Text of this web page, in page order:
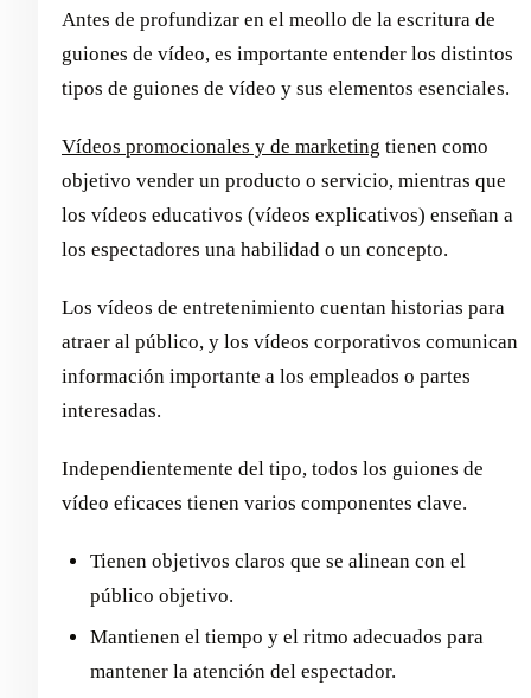
Antes de profundizar en el meollo de la escritura de
guiones de vídeo, es importante entender los distintos
tipos de guiones de vídeo y sus elementos esenciales.
Vídeos promocionales y de marketing tienen como
objetivo vender un producto o servicio, mientras que
los vídeos educativos (vídeos explicativos) enseñan a
los espectadores una habilidad o un concepto.
Los vídeos de entretenimiento cuentan historias para
atraer al público, y los vídeos corporativos comunican
información importante a los empleados o partes
interesadas.
Independientemente del tipo, todos los guiones de
vídeo eficaces tienen varios componentes clave.
Tienen objetivos claros que se alinean con el
público objetivo.
Mantienen el tiempo y el ritmo adecuados para
mantener la atención del espectador.